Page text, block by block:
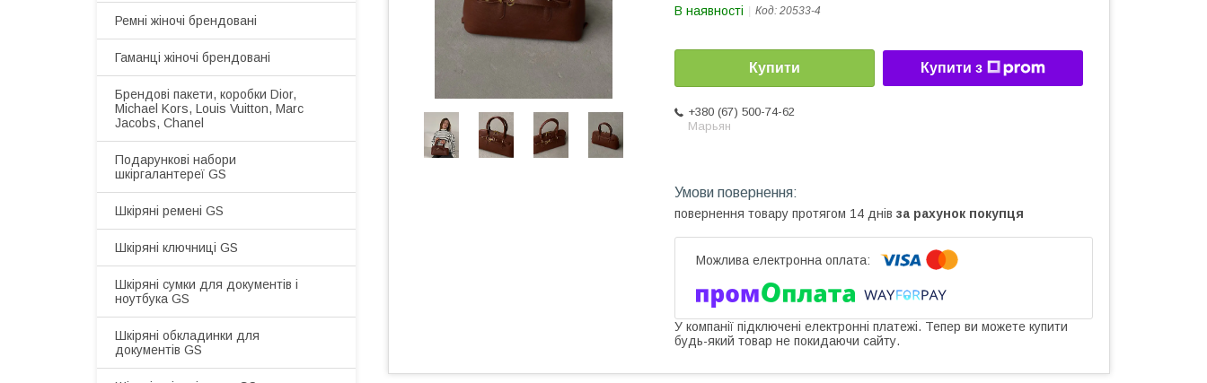
В наявності Код: 20533-4
Купити Купити з
+380 (67) 500-74-62
Марьян
повернення товару протягом 14 днів за рахунок покупця
У компанії підключені електронні платежі. Тепер ви можете купити
будь-який товар не покидаючи сайту.
Ремні жіночі брендовані
Гаманці жіночі брендовані
Брендові пакети, коробки Dior,
Michael Kors, Louis Vuitton, Marc
Jacobs, Chanel
Подарункові набори
шкіргалантереї GS
Шкіряні ремені GS
Шкіряні ключниці GS
Шкіряні сумки для документів і
ноутбука GS
Шкіряні обкладинки для
документів GS